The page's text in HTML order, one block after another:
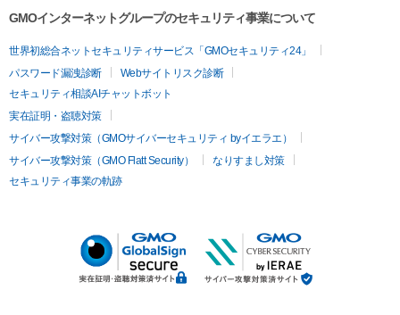
GMOインターネットグループのセキュリティ事業について
世界初総合ネットセキュリティサービス「GMOセキュリティ24」
パスワード漏洩診断
Webサイトリスク診断
セキュリティ相談AIチャットボット
実在証明・盗聴対策
サイバー攻撃対策（GMOサイバーセキュリティ byイエラエ）
サイバー攻撃対策（GMO Flatt Security）
なりすまし対策
セキュリティ事業の軌跡